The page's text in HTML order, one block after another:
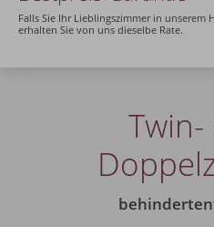
Füssen
Falls Sie Ihr Lieblingszimmer in
erhalten Sie von uns dieselbe Rate.